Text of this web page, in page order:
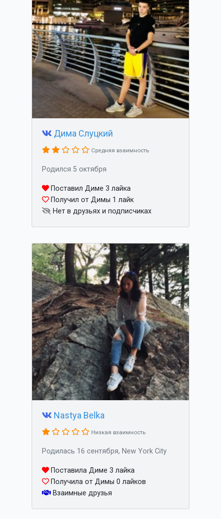
Дима Слуцкий
Средняя взаимность
Родился 5 октября
Поставил Диме 3 лайка
Получил от Димы 1 лайк
Нет в друзьях и подписчиках
Nastya Belka
Низкая взаимность
Родилась 16 сентября, New York City
Поставила Диме 3 лайка
Получила от Димы 0 лайков
Взаимные друзья